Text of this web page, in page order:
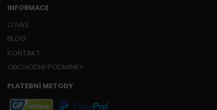
INFORMACE
O NÁS
BLOG
KONTAKT
OBCHODNÍ PODMÍNKY
PLATEBNÍ METODY